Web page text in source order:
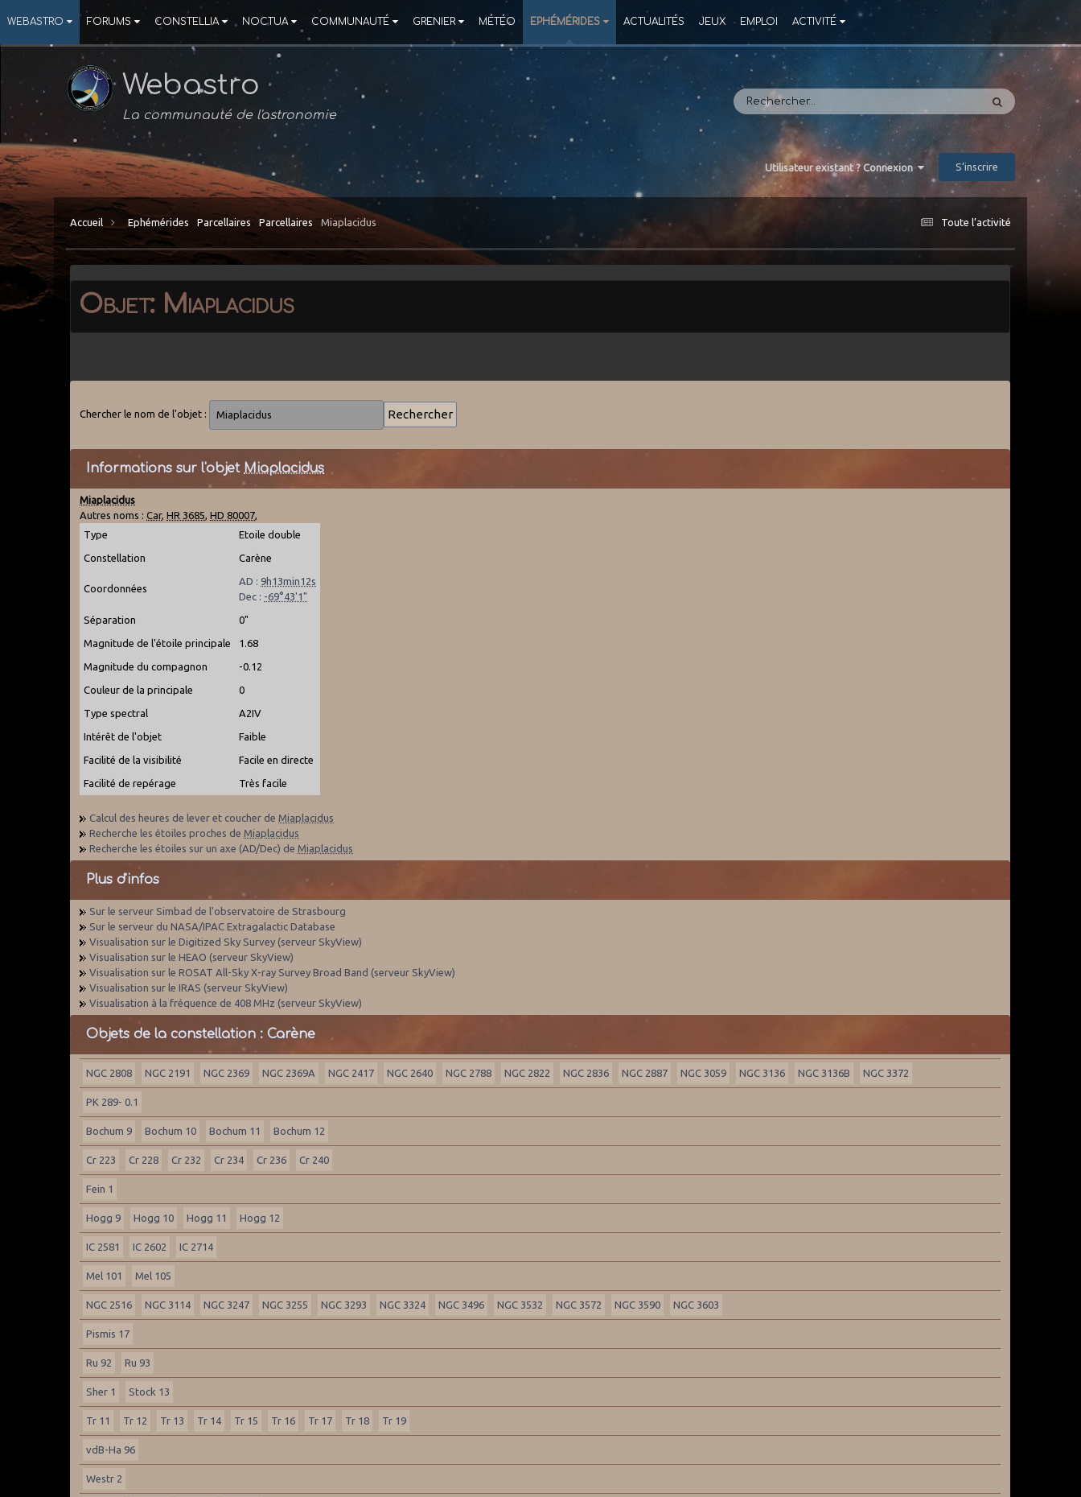
WEBASTRO FORUMS CONSTELLIA NOCTUA COMMUNAUTÉ GRENIER MÉTÉO EPHÉMÉRIDES ACTUALITÉS JEUX EMPLOI ACTIVITÉ
Webastro
La communauté de l'astronomie
Utilisateur existant ? Connexion S’inscrire
Toute l’activité
Accueil Ephémérides Parcellaires Parcellaires Miaplacidus
Objet: Miaplacidus
Chercher le nom de l'objet :
Informations sur l'objet Miaplacidus
Miaplacidus
Autres noms :Car,HR 3685 ,HD 80007
Type
Etoile double
Constellation Carène
Coordonnées
AD :9h13min12s
Dec : -69°43'1"
Séparation 0"
Magnitude de l'étoile principale 1.68
Magnitude du compagnon -0.12
Couleur de la principale 0
Type spectral A2IV
Intérêt de l'objet Faible
Facilité de la visibilité Facile en directe
Facilité de repérage Très facile
Calcul des heures de lever et coucher deMiaplacidus
Recherche les étoiles proches deMiaplacidus
Recherche les étoiles sur un axe (AD/Dec) deMiaplacidus
Plus d'infos
Sur le serveur Simbad de l'observatoire de Strasbourg
Sur le serveur du NASA/IPAC Extragalactic Database
Visualisation sur le Digitized Sky Survey (serveur SkyView)
Visualisation sur le HEAO (serveur SkyView)
Visualisation sur le ROSAT All-Sky X-ray Survey Broad Band (serveur SkyView)
Visualisation sur le IRAS (serveur SkyView)
Visualisation à la fréquence de 408 MHz (serveur SkyView)
Objets de la constellation : Carène
NGC 2808 NGC 2191 NGC 2369 NGC 2369A NGC 2417 NGC 2640 NGC 2788 NGC 2822 NGC 2836 NGC 2887 NGC 3059 NGC 3136 NGC 3136B NGC 3372
PK 289- 0.1
Bochum 9 Bochum 10 Bochum 11 Bochum 12
Cr 223 Cr 228 Cr 232 Cr 234 Cr 236 Cr 240
Fein 1
Hogg 9 Hogg 10 Hogg 11 Hogg 12
IC 2581 IC 2602 IC 2714
Mel 101 Mel 105
NGC 2516 NGC 3114 NGC 3247 NGC 3255 NGC 3293 NGC 3324 NGC 3496 NGC 3532 NGC 3572 NGC 3590 NGC 3603
Pismis 17
Ru 92 Ru 93
Sher 1 Stock 13
Tr 11 Tr 12 Tr 13 Tr 14 Tr 15 Tr 16 Tr 17 Tr 18 Tr 19
vdB-Ha 96
Westr 2